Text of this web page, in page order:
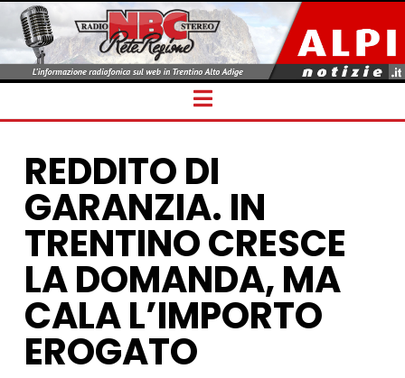
Navigation
REDDITO DI
GARANZIA. IN
TRENTINO CRESCE
LA DOMANDA, MA
CALA L’IMPORTO
EROGATO